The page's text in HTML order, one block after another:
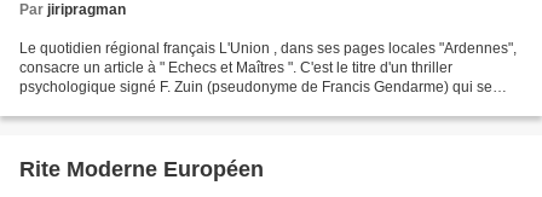
Par jiripragman
Le quotidien régional français L'Union , dans ses pages locales "Ardennes",
consacre un article à " Echecs et Maîtres ". C'est le titre d'un thriller
psychologique signé F. Zuin (pseudonyme de Francis Gendarme) qui se
Rite Moderne Européen